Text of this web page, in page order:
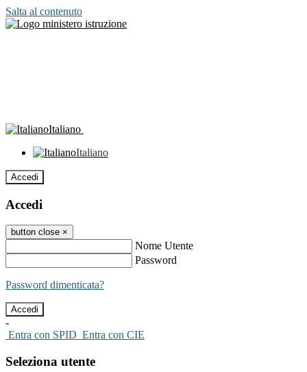
Salta al contenuto
Italiano
Italiano
Accedi
Accedi
button close ×
Nome Utente
Password
Password dimenticata?
-
Entra con SPID Entra con CIE
Seleziona utente